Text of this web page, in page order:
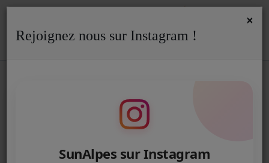
ACTUALITÉS DE LA RADIO
RITOURNELLES - 07/07/26
×
Rejoignez nous sur Instagram !
SunAlpes sur Instagram